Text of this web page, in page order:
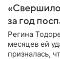
за год
Регина
месяцев ей
призналась,